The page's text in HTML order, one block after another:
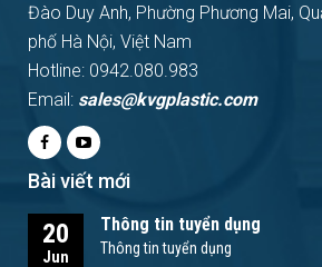
Đào Duy Anh, Phường Phương Mai,
phố Hà Nội, Việt Nam
Hotline: 0942.080.983
Email: sales@kvgplastic.com
Bài viết mới
20
Jun
Thông tin tuyển dụng
Thông tin tuyển dụng